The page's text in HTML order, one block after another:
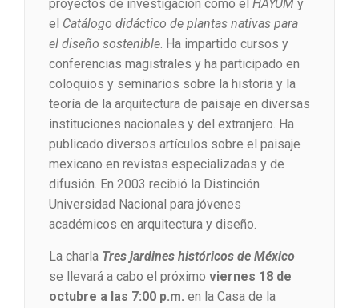
proyectos de investigación como el HAYUM y
el Catálogo didáctico de plantas nativas para
el diseño sostenible. Ha impartido cursos y
conferencias magistrales y ha participado en
coloquios y seminarios sobre la historia y la
teoría de la arquitectura de paisaje en diversas
instituciones nacionales y del extranjero. Ha
publicado diversos artículos sobre el paisaje
mexicano en revistas especializadas y de
difusión. En 2003 recibió la Distinción
Universidad Nacional para jóvenes
académicos en arquitectura y diseño.
La charla Tres jardines históricos de México
se llevará a cabo el próximo viernes 18 de
octubre a las 7:00 p.m. en la Casa de la